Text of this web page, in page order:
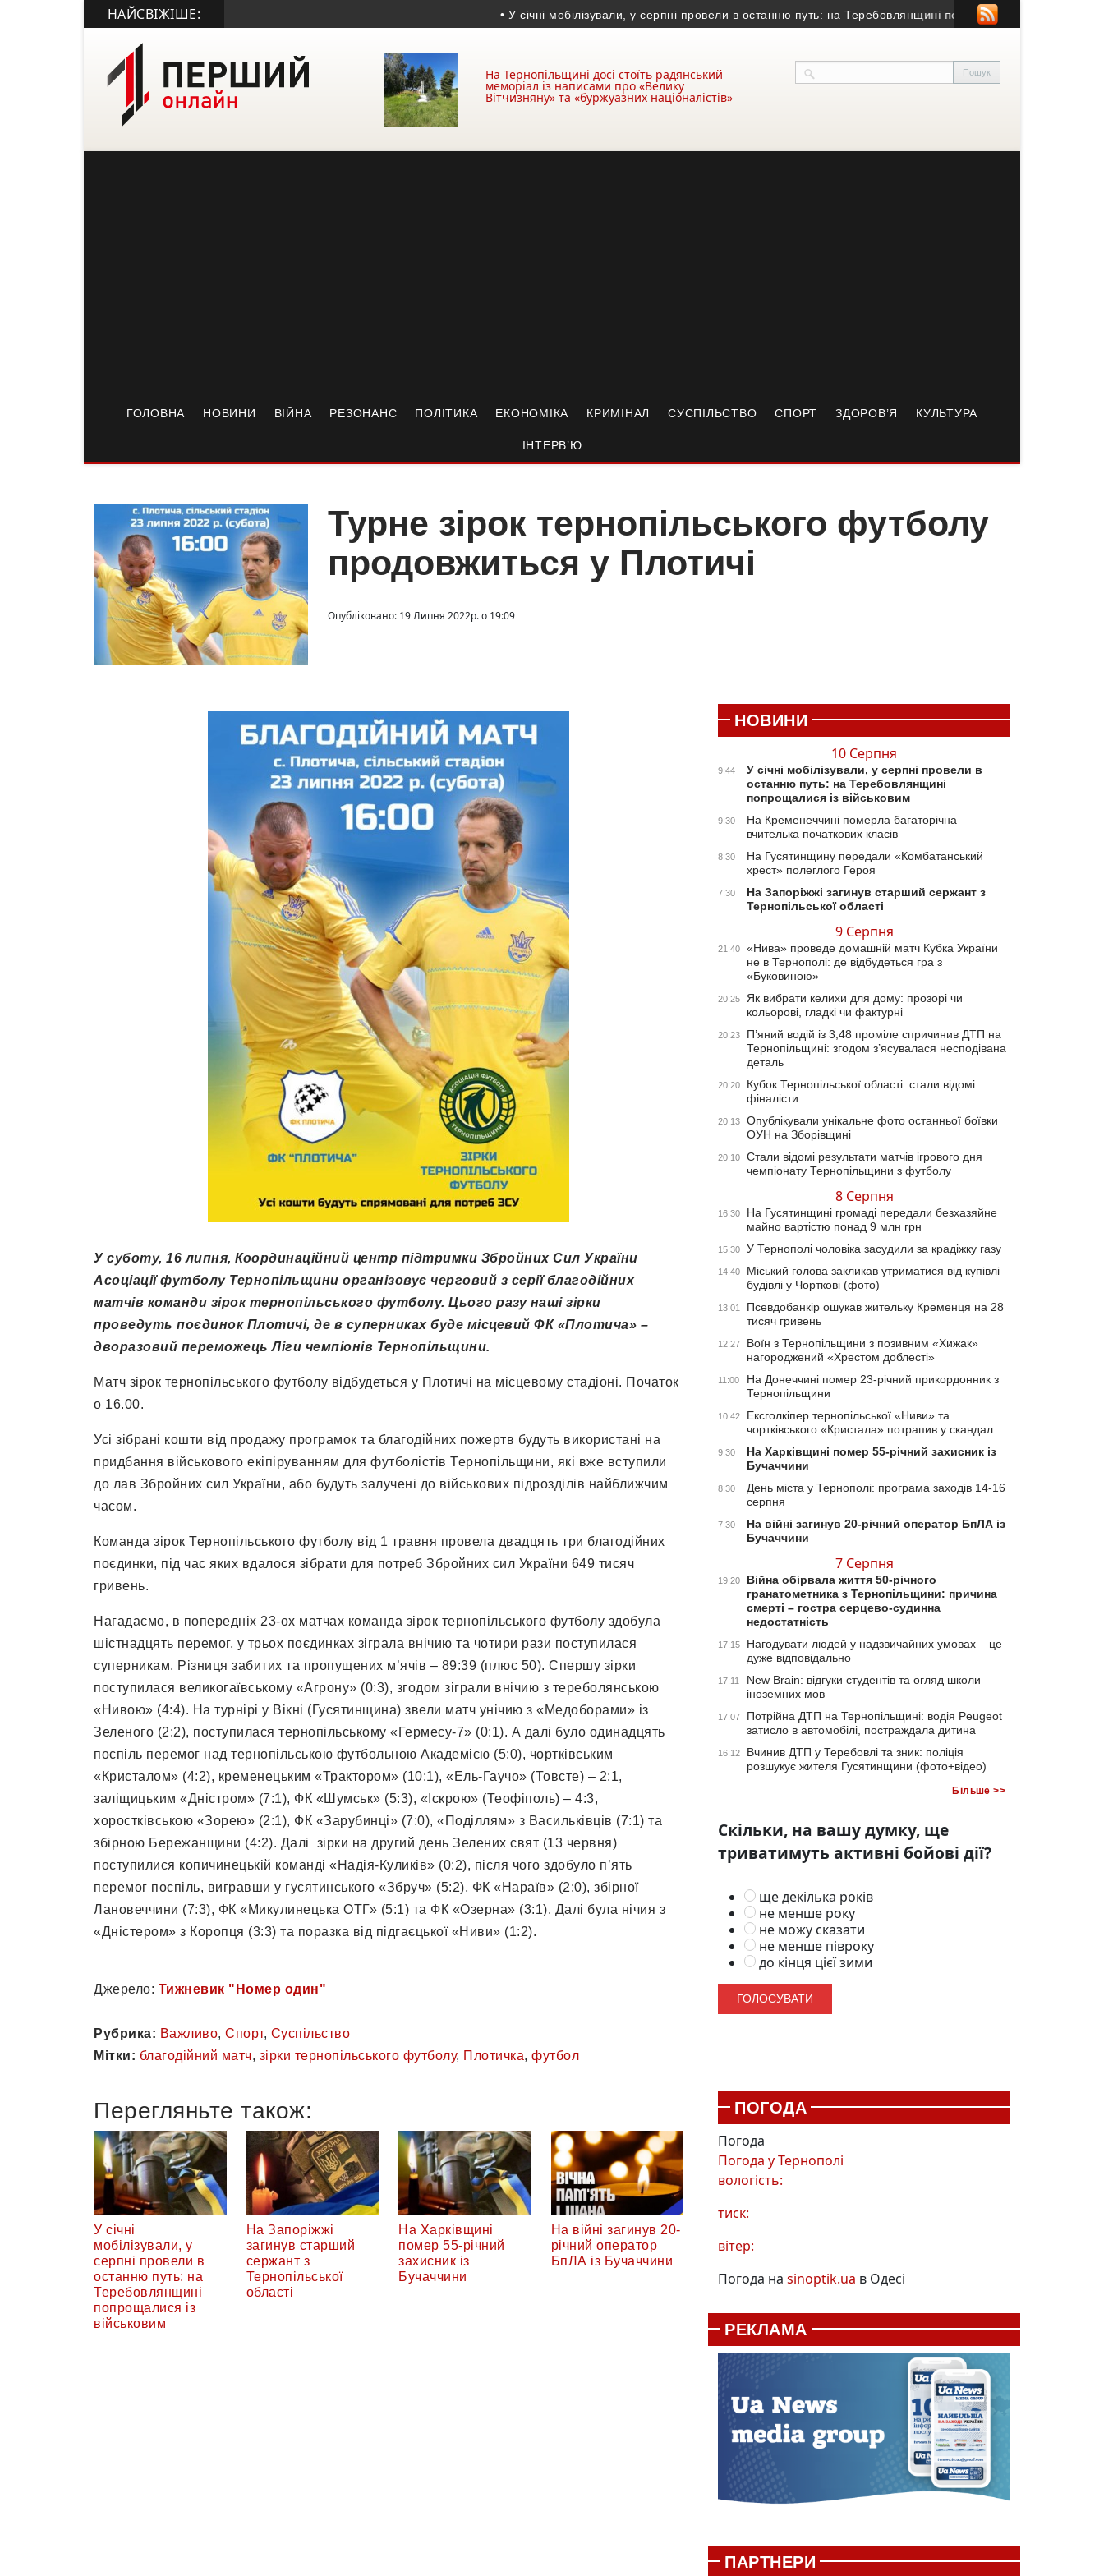
НАЙСВІЖІШЕ: • У січні мобілізували, у серпні провели в останню путь: на Теребовлянщині попрощалися із військовим
На Тернопільщині досі стоїть радянський
меморіал із написами про «Велику
Вітчизняну» та «буржуазних націоналістів»
ГОЛОВНА НОВИНИ ВІЙНА РЕЗОНАНС ПОЛІТИКА ЕКОНОМІКА КРИМІНАЛ СУСПІЛЬСТВО СПОРТ ЗДОРОВ’Я КУЛЬТУРА
ІНТЕРВ’Ю
Турне зірок тернопільського футболу
продовжиться у Плотичі
Опубліковано: 19 Липня 2022р. о 19:09
У суботу, 16 липня, Координаційний центр підтримки Збройних Сил України
Асоціації футболу Тернопільщини організовує черговий з серії благодійних
матчів команди зірок тернопільського футболу. Цього разу наші зірки
проведуть поєдинок Плотичі, де в суперниках буде місцевий ФК «Плотича» –
дворазовий переможець Ліги чемпіонів Тернопільщини.
Матч зірок тернопільського футболу відбудеться у Плотичі на місцевому стадіоні. Початок
о 16.00.
Усі зібрані кошти від продажу програмок та благодійних пожертв будуть використані на
придбання військового екіпіруванням для футболістів Тернопільщини, які вже вступили
до лав Збройних сил України, або будуть залучені до військових підрозділів найближчим
часом.
Команда зірок Тернопільського футболу від 1 травня провела двадцять три благодійних
поєдинки, під час яких вдалося зібрати для потреб Збройних сил України 649 тисяч
гривень.
Нагадаємо, в попередніх 23-ох матчах команда зірок тернопільського футболу здобула
шістнадцять перемог, у трьох поєдинках зіграла внічию та чотири рази поступилася
суперникам. Різниця забитих та пропущених м’ячів – 89:39 (плюс 50). Спершу зірки
поступилася великогаївському «Агрону» (0:3), згодом зіграли внічию з тереболянською
«Нивою» (4:4). На турнірі у Вікні (Гусятинщина) звели матч унічию з «Медоборами» із
Зеленого (2:2), поступилася тернопільському «Гермесу-7» (0:1). А далі було одинадцять
поспіль перемог над тернопільською футбольною Академією (5:0), чортківським
«Кристалом» (4:2), кременецьким «Трактором» (10:1), «Ель-Гаучо» (Товсте) – 2:1,
заліщицьким «Дністром» (7:1), ФК «Шумськ» (5:3), «Іскрою» (Теофіполь) – 4:3,
хоростківською «Зорею» (2:1), ФК «Зарубинці» (7:0), «Поділлям» з Васильківців (7:1) та
збірною Бережанщини (4:2). Далі зірки на другий день Зелених свят (13 червня)
поступилися копичинецькій команді «Надія-Куликів» (0:2), після чого здобуло п’ять
перемог поспіль, вигравши у гусятинського «Збруч» (5:2), ФК «Нараїв» (2:0), збірної
Лановеччини (7:3), ФК «Микулинецька ОТГ» (5:1) та ФК «Озерна» (3:1). Далі була нічия з
«Дністером» з Коропця (3:3) та поразка від підгаєцької «Ниви» (1:2).
Джерело: Тижневик "Номер один"
Рубрика: Важливо, Спорт, Суспільство
Мітки: благодійний матч, зірки тернопільського футболу, Плотичка, футбол
Перегляньте також:
У січні
мобілізували, у
серпні провели в
останню путь: на
Теребовлянщині
попрощалися із
військовим
На Запоріжжі
загинув старший
сержант з
Тернопільської
області
На Харківщині
помер 55-річний
захисник із
Бучаччини
На війні загинув 20-
річний оператор
БпЛА із Бучаччини
НОВИНИ
10 Серпня
9:44
У січні мобілізували, у серпні провели в
останню путь: на Теребовлянщині
попрощалися із військовим
9:30
На Кременеччині померла багаторічна
вчителька початкових класів
8:30
На Гусятинщину передали «Комбатанський
хрест» полеглого Героя
7:30
На Запоріжжі загинув старший сержант з
Тернопільської області
9 Серпня
21:40
«Нива» проведе домашній матч Кубка України
не в Тернополі: де відбудеться гра з
«Буковиною»
20:25
Як вибрати келихи для дому: прозорі чи
кольорові, гладкі чи фактурні
20:23
П’яний водій із 3,48 проміле спричинив ДТП на
Тернопільщині: згодом з’ясувалася несподівана
деталь
20:20
Кубок Тернопільської області: стали відомі
фіналісти
20:13
Опублікували унікальне фото останньої боївки
ОУН на Зборівщині
20:10
Стали відомі результати матчів ігрового дня
чемпіонату Тернопільщини з футболу
8 Серпня
16:30
На Гусятинщині громаді передали безхазяйне
майно вартістю понад 9 млн грн
15:30 У Тернополі чоловіка засудили за крадіжку газу
14:40
Міський голова закликав утриматися від купівлі
будівлі у Чорткові (фото)
13:01
Псевдобанкір ошукав жительку Кременця на 28
тисяч гривень
12:27
Воїн з Тернопільщини з позивним «Хижак»
нагороджений «Хрестом доблесті»
11:00
На Донеччині помер 23-річний прикордонник з
Тернопільщини
10:42
Ексголкіпер тернопільської «Ниви» та
чортківського «Кристала» потрапив у скандал
9:30
На Харківщині помер 55-річний захисник із
Бучаччини
8:30
День міста у Тернополі: програма заходів 14-16
серпня
7:30
На війні загинув 20-річний оператор БпЛА із
Бучаччини
7 Серпня
19:20
Війна обірвала життя 50-річного
гранатометника з Тернопільщини: причина
смерті – гостра серцево-судинна
недостатність
17:15
Нагодувати людей у надзвичайних умовах – це
дуже відповідально
17:11
New Brain: відгуки студентів та огляд школи
іноземних мов
17:07
Потрійна ДТП на Тернопільщині: водія Peugeot
затисло в автомобілі, постраждала дитина
16:12
Вчинив ДТП у Теребовлі та зник: поліція
розшукує жителя Гусятинщини (фото+відео)
Більше >>
Скільки, на вашу думку, ще
триватимуть активні бойові дії?
ще декілька років
не менше року
не можу сказати
не менше півроку
до кінця цієї зими
ПОГОДА
Погода
Погода уТернополі
вологість:
тиск:
вітер:
Погода на sinoptik.ua в Одесі
РЕКЛАМА
ПАРТНЕРИ